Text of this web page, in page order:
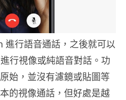
進行語音通話，之後就可以
行視像或純語音對話。功
始，並沒有濾鏡或貼圖等
的視像通話，但好處是越